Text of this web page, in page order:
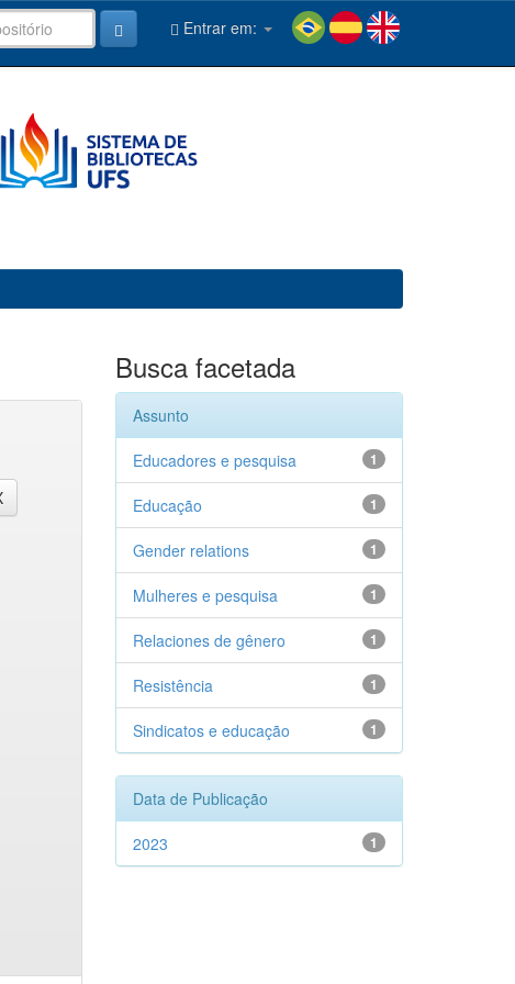
Entrar em:
Busca facetada
Assunto
1
Educadores e pesquisa
1
Educação
1
Gender relations
1
Mulheres e pesquisa
1
Relaciones de gênero
1
Resistência
1
Sindicatos e educação
Data de Publicação
1
2023